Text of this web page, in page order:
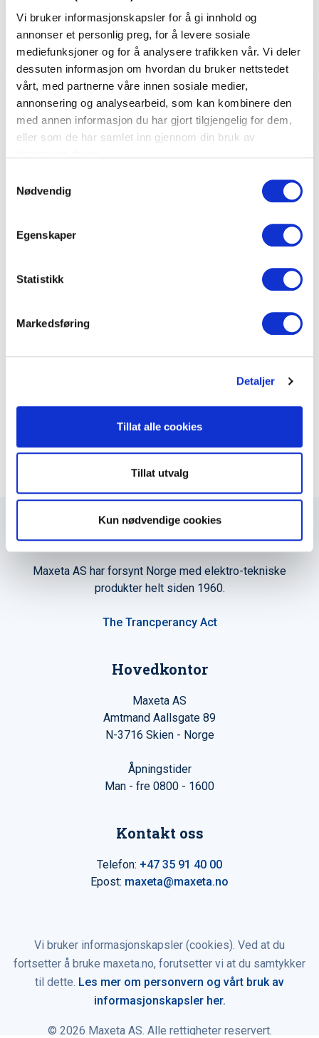
Vi bruker informasjonskapsler for å gi innhold og
annonser et personlig preg, for å levere sosiale
mediefunksjoner og for å analysere trafikken vår. Vi deler
dessuten informasjon om hvordan du bruker nettstedet
vårt, med partnerne våre innen sosiale medier,
annonsering og analysearbeid, som kan kombinere den
med annen informasjon du har gjort tilgjengelig for dem,
eller som de har samlet inn gjennom din bruk av
Nødvendig
Egenskaper
Statistikk
Markedsføring
Detaljer
Tillat alle cookies
Tillat utvalg
Kun nødvendige cookies
Se dokumenter
LEGG TIL I KURV
Maxeta AS har forsynt Norge med elektro-tekniske
produkter helt siden 1960.
The Trancperancy Act
Hovedkontor
Maxeta AS
Amtmand Aallsgate 89
N-3716 Skien - Norge
Åpningstider
Man - fre 0800 - 1600
Kontakt oss
Telefon: +47 35 91 40 00
Epost: maxeta@maxeta.no
Vi bruker informasjonskapsler (cookies). Ved at du
fortsetter å bruke maxeta.no, forutsetter vi at du samtykker
til dette. Les mer om personvern og vårt bruk av
informasjonskapsler her.
© 2026 Maxeta AS. Alle rettigheter reservert.